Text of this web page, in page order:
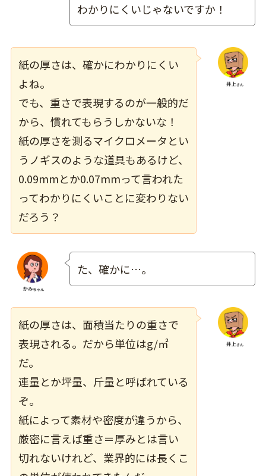
わかりにくいじゃないですか！
紙の厚さは、確かにわかりにくい
よね。
でも、重さで表現するのが一般的だ
から、慣れてもらうしかないな！
紙の厚さを測るマイクロメータとい
うノギスのような道具もあるけど、
0.09mmとか0.07mmって言われた
ってわかりにくいことに変わりない
だろう？
た、確かに…。
紙の厚さは、面積当たりの重さで
表現される。だから単位はg/㎡
だ。
連量とか坪量、斤量と呼ばれている
ぞ。
紙によって素材や密度が違うから、
厳密に言えば重さ＝厚みとは言い
切れないけれど、業界的には長くこ